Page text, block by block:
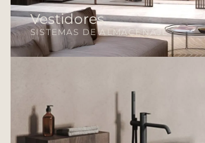
Vestidores
SISTEMAS DE ALMACENAJE